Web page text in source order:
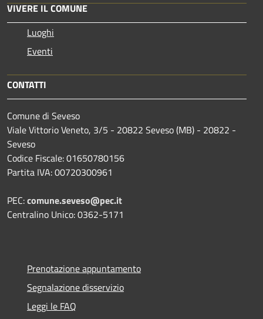
VIVERE IL COMUNE
Luoghi
Eventi
CONTATTI
Comune di Seveso
Viale Vittorio Veneto, 3/5 - 20822 Seveso (MB) - 20822 -
Seveso
Codice Fiscale: 01650780156
Partita IVA: 00720300961
PEC:comune.seveso@pec.it
Centralino Unico: 0362-5171
Prenotazione appuntamento
Segnalazione disservizio
Leggi le FAQ